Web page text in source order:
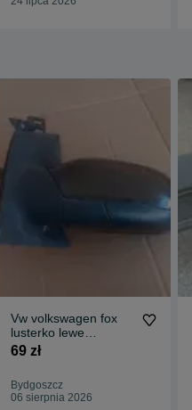
wszystkich modeli
Vw volkswagen fox
lusterko lewe
manualne europa kpl
69 zł
Bydgoszcz
06 sierpnia 2026